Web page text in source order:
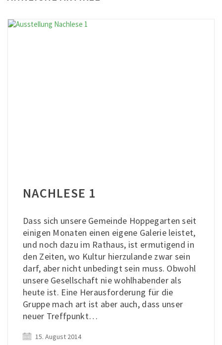
NACHLESE 1
Dass sich unsere Gemeinde Hoppegarten seit
einigen Monaten einen eigene Galerie leistet,
und noch dazu im Rathaus, ist ermutigend in
den Zeiten, wo Kultur hierzulande zwar sein
darf, aber nicht unbedingt sein muss. Obwohl
unsere Gesellschaft nie wohlhabender als
heute ist. Eine Herausforderung für die
Gruppe mach art ist aber auch, dass unser
neuer Treffpunkt…
15. August 2014